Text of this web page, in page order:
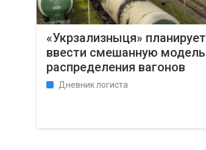
«Укрзализныця» планирует
ввести смешанную модель
распределения вагонов
Дневник логиста